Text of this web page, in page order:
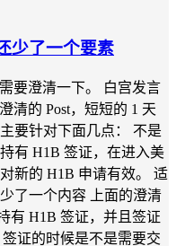
少了一个要素
要澄清一下。 白宫发言
清的 Post，短短的 1 天
要针对下面几点： 不是
有 H1B 签证，在进入美
新的 H1B 申请有效。 适
了一个内容 上面的澄清
有 H1B 签证，并且签证
证的时候是不是需要交